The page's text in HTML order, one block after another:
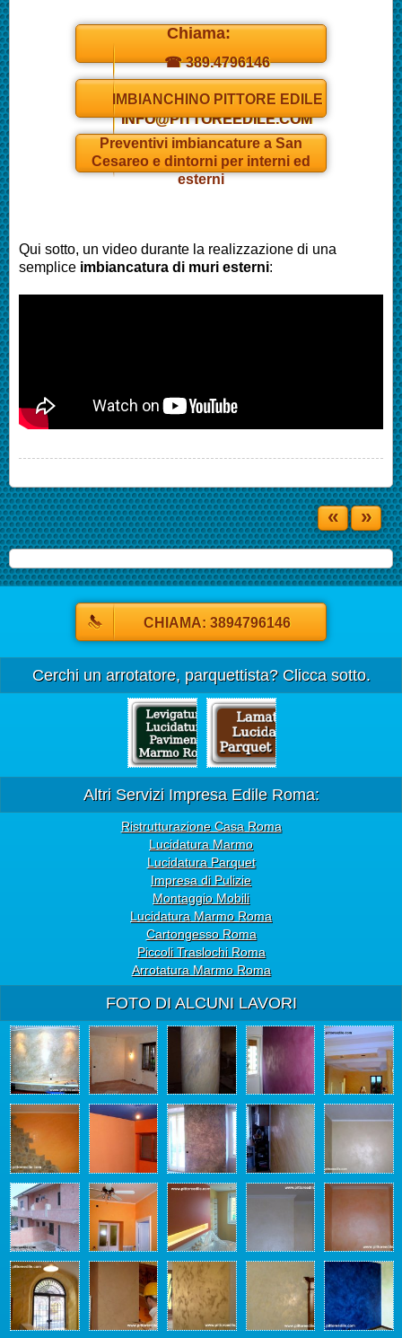
Chiama:
☎ 389.4796146
Daniel
INFO@PITTOREEDILE.COM
IMBIANCHINO PITTORE EDILE
Preventiviimbiancature a San
Cesareo e dintorni per interni ed
esterni
Qui sotto, un video durante la realizzazione di una
semplice imbiancatura di muri esterni:
« »
CHIAMA: 3894796146
Cerchi un arrotatore, parquettista? Clicca sotto.
Altri Servizi Impresa Edile Roma:
Ristrutturazione Casa Roma
Lucidatura Marmo
Lucidatura Parquet
Impresa di Pulizie
Montaggio Mobili
Lucidatura Marmo Roma
Cartongesso Roma
Piccoli Traslochi Roma
Arrotatura Marmo Roma
FOTO DI ALCUNI LAVORI